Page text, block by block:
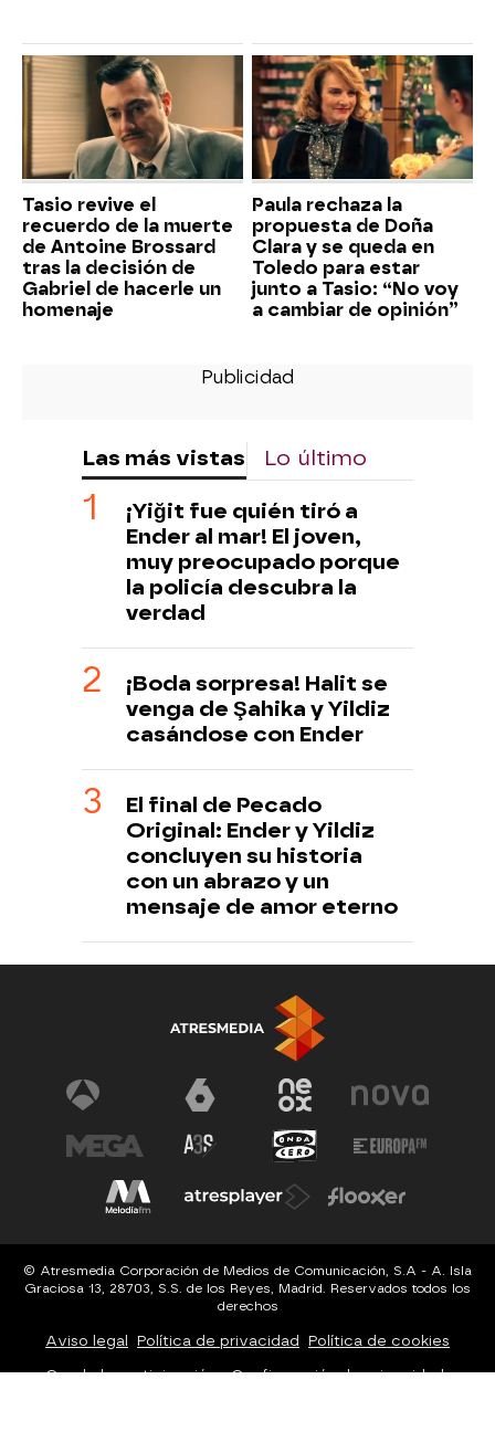
Tasio revive el
recuerdo de la muerte
de Antoine Brossard
tras la decisión de
Gabriel de hacerle un
homenaje
Paula rechaza la
propuesta de Doña
Clara y se queda en
Toledo para estar
junto a Tasio: “No voy
a cambiar de opinión”
Las más vistas Lo último
¡Yiğit fue quién tiró a
Ender al mar! El joven,
muy preocupado porque
la policía descubra la
verdad
¡Boda sorpresa! Halit se
venga de Şahika y Yildiz
casándose con Ender
El final de Pecado
Original: Ender y Yildiz
concluyen su historia
con un abrazo y un
mensaje de amor eterno
© Atresmedia Corporación de Medios de Comunicación, S.A - A. Isla
Graciosa 13, 28703, S.S. de los Reyes, Madrid. Reservados todos los
derechos
Aviso legal Política de privacidad Política de cookies
Cond. de participación Configuración de privacidad